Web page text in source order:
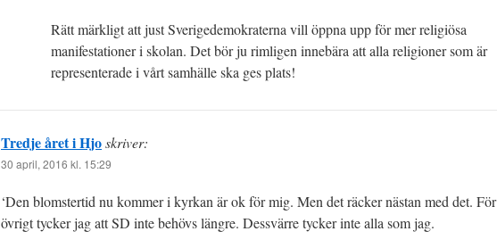
Rätt märkligt att just Sverigedemokraterna vill öppna upp för mer religiösa
manifestationer i skolan. Det bör ju rimligen innebära att alla religioner som är
representerade i vårt samhälle ska ges plats!
Tredje året i Hjoskriver:
30 april, 2016 kl. 15:29
‘Den blomstertid nu kommer i kyrkan är ok för mig. Men det räcker nästan med det. För
övrigt tycker jag att SD inte behövs längre. Dessvärre tycker inte alla som jag.